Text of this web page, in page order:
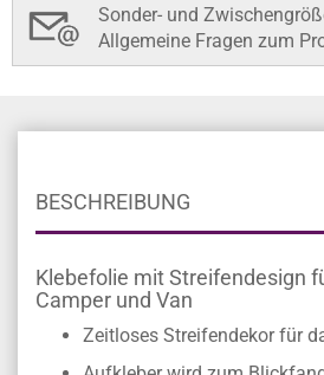
Sonder- und
Allgemeine Fragen zum
BESCHREIBUNG
Klebefolie mit Streifendesign
Camper und Van
Zeitloses Streifendekor für